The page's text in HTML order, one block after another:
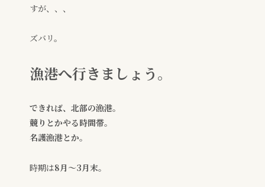
すが、、、
ズバリ。
漁港へ行きましょう。
できれば、北部の漁港。
競りとかやる時間帯。
名護漁港とか。
時期は8月〜3月末。